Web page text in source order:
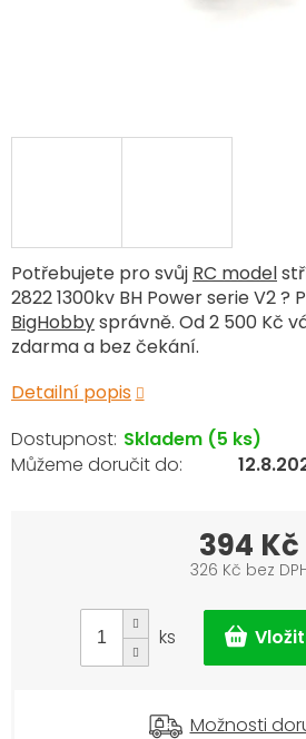
Potřebujete pro svůj RC model
2822 1300kv BH Power serie V2 ?
BigHobbysprávně. Od 2 500 Kč
zdarma a bez čekání.
Detailní popis
Skladem (5 ks)
394 Kč
326 Kč bez
cena:
ks
Možnosti